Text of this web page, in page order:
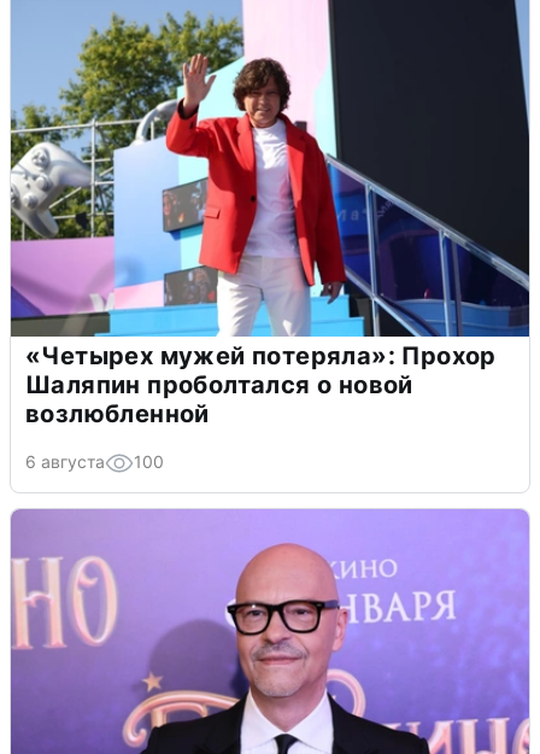
«Четырех мужей потеряла»: Прохор
Шаляпин проболтался о новой
возлюбленной
6 августа 100